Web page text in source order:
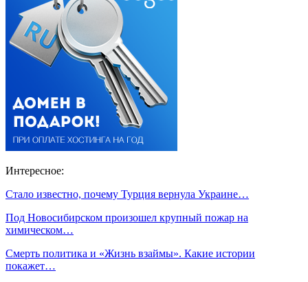
Интересное:
Стало известно, почему Турция вернула Украине…
Под Новосибирском произошел крупный пожар на
химическом…
Смерть политика и «Жизнь взаймы». Какие истории
покажет…